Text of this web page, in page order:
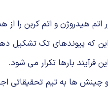
اتم هیدروژن و اتم
که پیوندهای تک تشکیل
بارها تکرار می شود.
ها به تیم تحقیقاتی